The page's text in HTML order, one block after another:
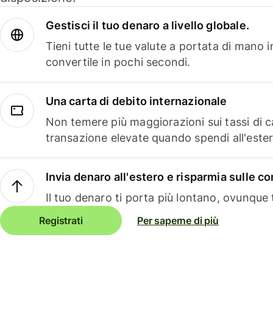
Gestisci il tuo denaro a livello globale.
Tieni tutte le tue valute a portata di mano
convertile in pochi secondi.
Una carta di debito internazionale
Non temere più maggiorazioni sui tassi di
transazione elevate quando spendi
Invia denaro all'estero e risparmia sulle
Il tuo denaro ti porta più lontano, ovunque
Registrati Per saperne di più